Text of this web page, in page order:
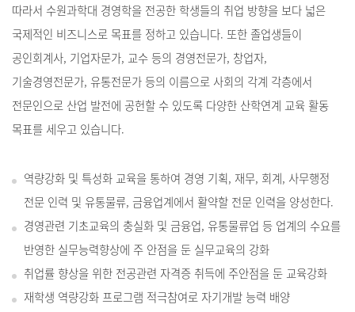
따라서 수원과학대 경영학을 전공한 학생들의 취업 방향을 보다 넓은
국제적인 비즈니스로 목표를 정하고 있습니다. 또한 졸업생들이
공인회계사, 기업자문가, 교수 등의 경영전문가, 창업자,
기술경영전문가, 유통전문가 등의 이름으로 사회의 각계 각층에서
전문인으로 산업 발전에 공헌할 수 있도록 다양한 산학연계 교육 활동
목표를 세우고 있습니다.
역량강화 및 특성화 교육을 통하여 경영 기획, 재무, 회계, 사무행정
전문 인력 및 유통물류, 금융업계에서 활약할 전문 인력을 양성한다.
​경영관련 기초교육의 충실화 및 금융업, 유통물류업 등 업계의 수요를
반영한 실무능력향상에 주 안점을 둔 실무교육의 강화
취업률 향상을 위한 전공관련 자격증 취득에 주안점을 둔 교육강화
재학생 역량강화 프로그램 적극참여로 자기개발 능력 배양